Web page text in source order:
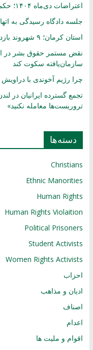
اعتراضات دی‌ماه ۱۴۰۴؛ حکم اعدام مهدی خانکی اجرا شد
جلسه دادگاه رسیدگی به
استان کرمان؛ ۹ شهروند بازداشت شدند
نقض مستمر حقوق بشر در
سازمان‌یافته سکوت کند
چرا رژیم آخوندی با
تجمع گسترده ایرانیان در
تروریست‌ها معامله نکنید»
دسته‌ها
Christians
Ethnic Manorities
Human Rights
Human Rights Violaition
Political Prisoners
Student Activists
Women Rights Activists
احزاب
ادیان و مذاهب
اصناف
اعدام
اقوام و ملیت ها